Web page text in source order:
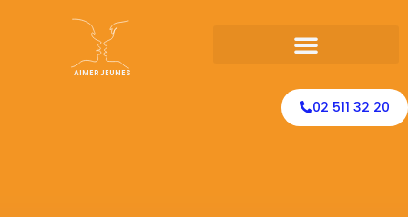
AIMER JEUNES
02 511 32 20